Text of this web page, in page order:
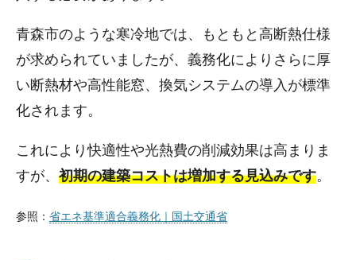
青森市のような寒冷地では、もともと高断熱仕様
が求められていましたが、義務化によりさらに厚
い断熱材や高性能窓、換気システムの導入が標準
化されます。
これにより快適性や光熱費の削減効果は高まりま
すが、 初期の建築コストは増加する見込みです。
参照： 省エネ基準適合義務化｜国土交通省